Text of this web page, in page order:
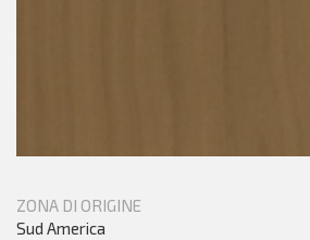
ZONA DI ORIGINE
Sud America